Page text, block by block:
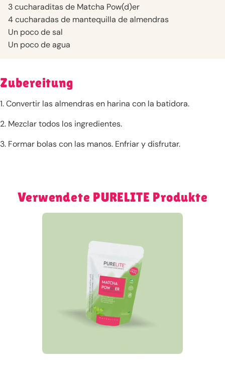
3 cucharaditas de Matcha Pow(d)er
4 cucharadas de mantequilla de almendras
Un poco de sal
Un poco de agua
Zubereitung
1. Convertir las almendras en harina con la batidora.
2. Mezclar todos los ingredientes.
3. Formar bolas con las manos. Enfriar y disfrutar.
Verwendete PURELITE Produkte